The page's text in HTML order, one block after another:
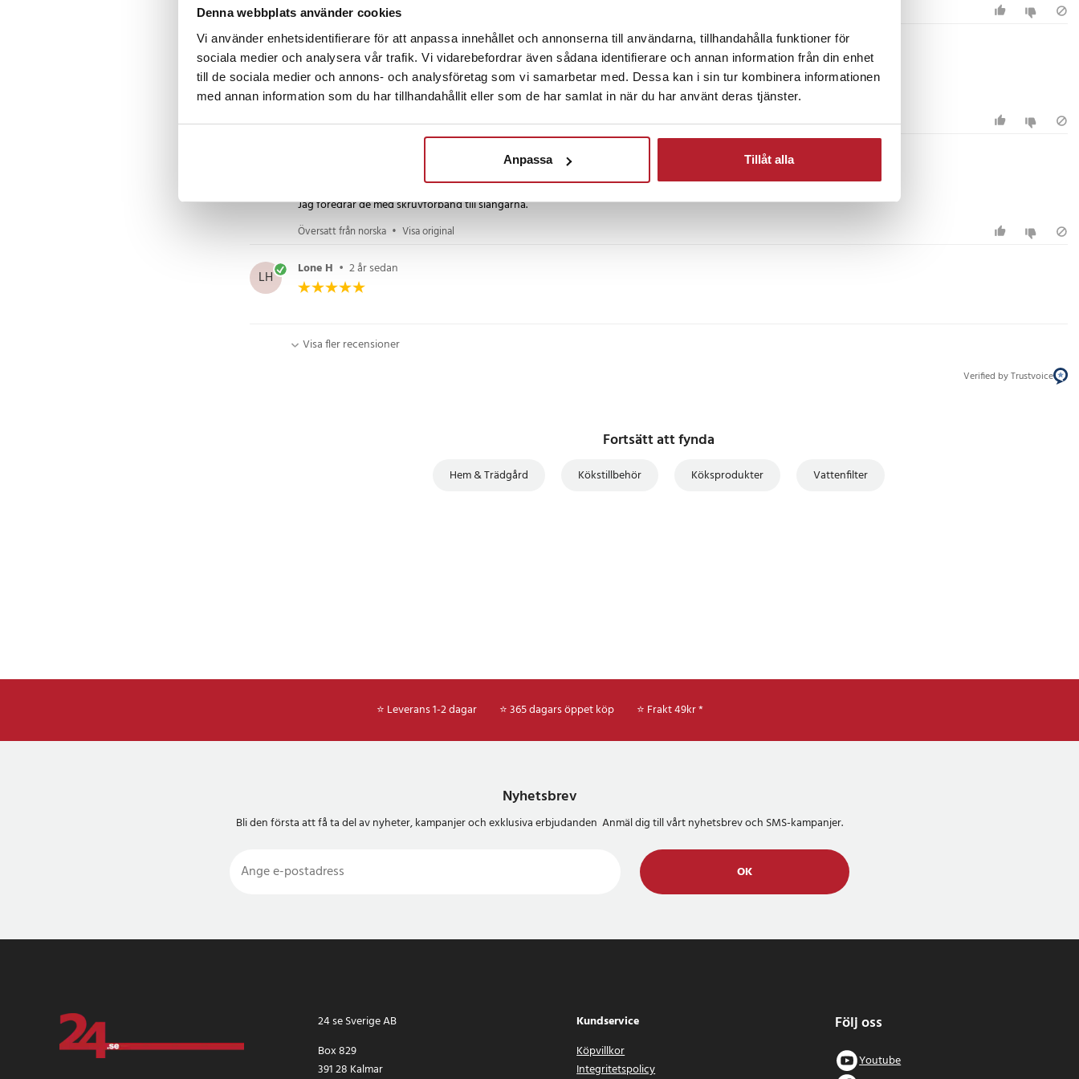
Denna webbplats använder cookies
Vi använder enhetsidentifierare för att anpassa innehållet och annonserna till användarna, tillhandahålla funktioner för
sociala medier och analysera vår trafik. Vi vidarebefordrar även sådana identifierare och annan information från din enhet
till de sociala medier och annons- och analysföretag som vi samarbetar med. Dessa kan i sin tur kombinera informationen
med annan information som du har tillhandahållit eller som de har samlat in när du har använt deras tjänster.
Anpassa Tillåt alla
DR Danny R•3 år sedan
Bra pris och snabb leverans. Kommer definitivt att handla här igen.
Översatt från danska•Visa original
Jag föredrar de med skruvförband till slangarna.
Översatt från norska • Visa original
LH Lone H • 2 år sedan
Visa fler recensioner
Verified by Trustvoice
Fortsätt att fynda
Hem & Trädgård Kökstillbehör Köksprodukter Vattenfilter
⭐ Leverans 1-2 dagar ⭐ 365 dagars öppet köp ⭐ Frakt 49kr *
Nyhetsbrev
Bli den första att få ta del av nyheter, kampanjer och exklusiva erbjudanden Anmäl dig till vårt nyhetsbrev och SMS-kampanjer.
OK
24 se Sverige AB
Box 829
391 28 Kalmar
Kundservice
Köpvillkor
Integritetspolicy
Följ oss
Youtube